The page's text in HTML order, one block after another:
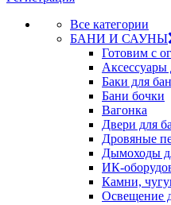
Все категории
БАНИ И САУНЫ
Готовим с
Аксессуары
Баки для
Бани бочки
Вагонка
Двери для
Дровяные
Дымоходы
ИК-
Камни,
Освещение